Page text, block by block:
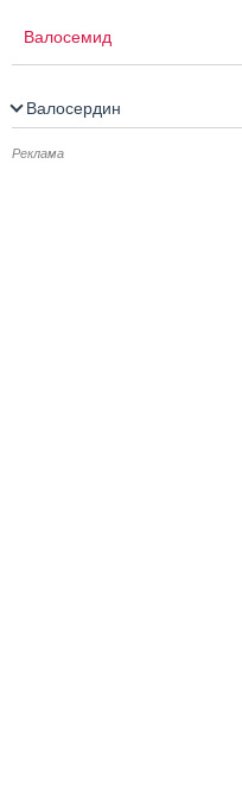
Валосемид
Валосердин
Реклама